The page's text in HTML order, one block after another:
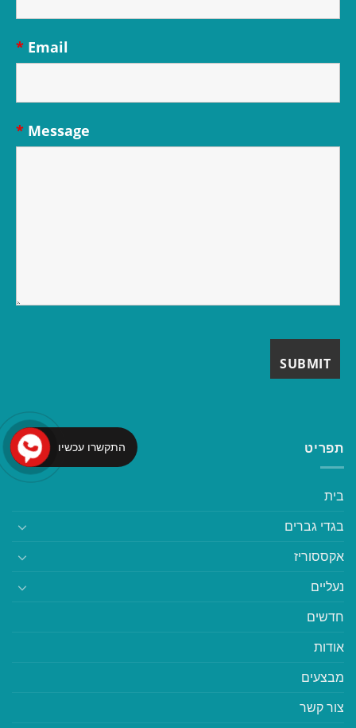
Email
*
Message
*
תפריט
בית
בגדי גברים
אקססוריז
נעליים
חדשים
אודות
מבצעים
צור קשר
התקשרו עכשיו